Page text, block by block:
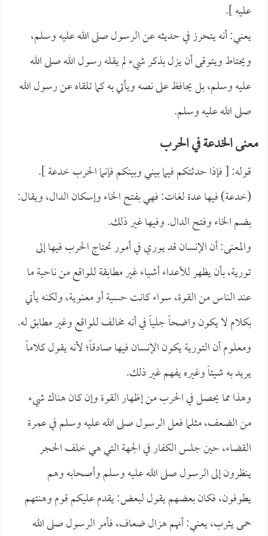
عليه ].
يعني: أنه يتحرز في حديثه عن الرسول صلى الله عليه وسلم،
ويحتاط ويتوقى أن يزل بذكر شيء لم يقله رسول الله صلى الله
عليه وسلم، بل يحافظ على نصه ويأتي به كما تلقاه عن رسول الله
صلى الله عليه وسلم.
معنى الخدعة في الحرب
قوله: [ فإذا حدثتكم فيما بيني وبينكم فإنما الحرب خدعة ].
(خدعة) فيها عدة لغات: فهي بفتح الخاء وإسكان الدال، ويقال:
بضم الخاء وفتح الدال. وفيها غير ذلك.
والمعنى: أن الإنسان قد يوري في أمور تحتاج الحرب فيها إلى
تورية، بأن يظهر للأعداء أشياء غير مطابقة للواقع من ناحية ما
عند الناس من القوة، سواء كانت حسية أو معنوية، ولكنه يأتي
بكلام لا يكون واضحاً جلياً في أنه مخالف للواقع وغير مطابق له.
ومعلوم أن التورية يكون الإنسان فيها صادقاً؛ لأنه يقول كلاماً
يريد به شيئاً وغيره يفهم غير ذلك.
وهذا مما يحصل في الحرب من إظهار القوة وإن كان هناك شيء
من الضعف، مثلما فعل الرسول صلى الله عليه وسلم في عمرة
القضاء، حين جلس الكفار في الجهة التي هي خلف الحجر
ينظرون إلى الرسول صلى الله عليه وسلم وأصحابه وهم
يطوفون، فكان بعضهم يقول لبعض: يقدم عليكم قوم وهنتهم
حمى يثرب، يعني: أنهم هزال ضعاف، فأمر الرسول صلى الله